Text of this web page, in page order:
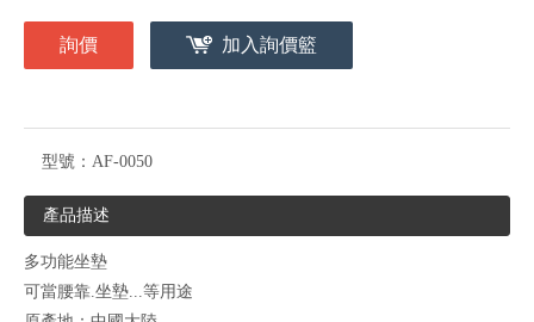
詢價 加入詢價籃
型號： AF-0050
產品描述
多功能坐墊
可當腰靠.坐墊...等用途